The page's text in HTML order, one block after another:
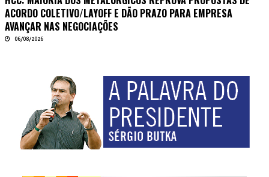
ACORDO COLETIVO/LAYOFF E DÃO PRAZO PARA EMPRESA
AVANÇAR NAS NEGOCIAÇÕES
06/08/2026